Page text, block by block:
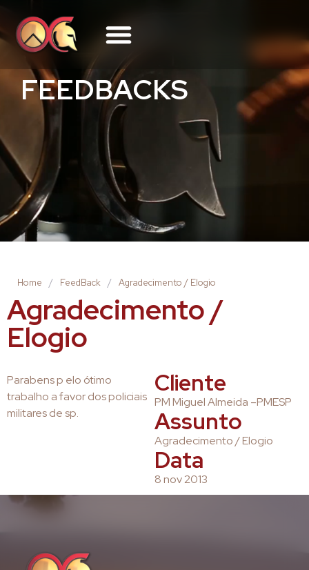
FEEDBACKS
Home / FeedBack / Agradecimento / Elogio
Agradecimento /
Elogio
Parabens p elo ótimo
trabalho a favor dos policiais
militares de sp.
Cliente
PM Miguel Almeida –PMESP
Assunto
Agradecimento / Elogio
Data
8 nov 2013